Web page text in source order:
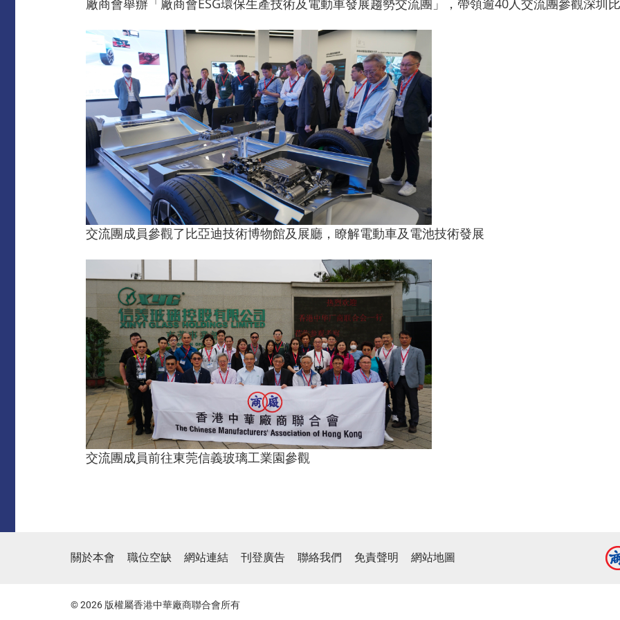
廠商會舉辦「廠商會ESG環保生產技術及電動車發展趨勢交流團」，帶領逾40人交流團參觀深圳
交流團成員參觀了比亞迪技術博物館及展廳，瞭解電動車及電池技術發展
交流團成員前往東莞信義玻璃工業園參觀
關於本會 職位空缺 網站連結 刊登廣告 聯絡我們 免責聲明 網站地圖
© 2026 版權屬香港中華廠商聯合會所有